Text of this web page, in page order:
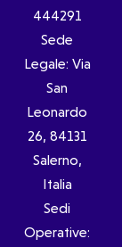
444291
Sede
Legale: Via
San
Leonardo
26, 84131
Salerno,
Italia
Sedi
Operative: